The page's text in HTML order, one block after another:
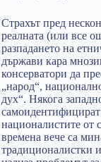
Страхът пред
реалната (или все
разпадането на
държави кара
консерватори да
„народ“,
дух“. Някога
самоидентифицират
националистите от
времена вече са
традиционалистки